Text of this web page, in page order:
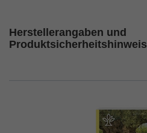
Herstellerangaben und
Produktsicherheitshinweis